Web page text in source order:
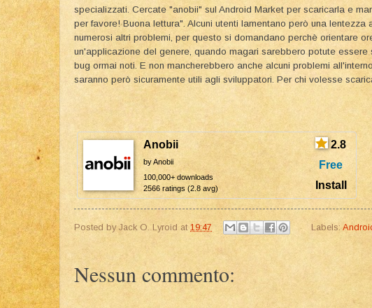
specializzati. Cercate "anobii" sul Android Market per scaricarla e
per favore! Buona lettura". Alcuni utenti lamentano però una lentezza
numerosi altri problemi, per questo si domandano perchè orientare
un'applicazione del genere, quando magari sarebbero potute essere
bug ormai noti. E non mancherebbero anche alcuni problemi
saranno però sicuramente utili agli sviluppatori. Per chi volesse
Anobii
by Anobii
100,000+ downloads
2566 ratings (2.8 avg)
2.8
Free
Install
Posted byJack O. Lyroid at 19:47 Labels:
Nessun commento: